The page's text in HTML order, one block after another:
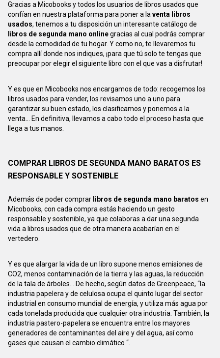
Gracias a Micobooks y todos los usuarios de libros usados que
confían en nuestra plataforma para poner a laventa libros
usados, tenemos a tu disposición un interesante catálogo de
libros de segunda mano onlinegracias al cual podrás comprar
desde la comodidad de tu hogar. Y como no, te llevaremos tu
compra allí donde nos indiques, ¡para que tú solo te tengas que
preocupar por elegir el siguiente libro con el que vas a disfrutar!
Y es que en Micobooks nos encargamos de todo: recogemos los
libros usados para vender, los revisamos uno a uno para
garantizar su buen estado, los clasificamos y ponemos a la
venta... En definitiva, llevamos a cabo todo el proceso hasta que
llega a tus manos.
COMPRAR LIBROS DE SEGUNDA MANO BARATOS ES
RESPONSABLE Y SOSTENIBLE
Además de poder comprar libros de segunda mano baratos en
Micobooks, con cada compra estás haciendo un gesto
responsable y sostenible, ya que colaboras a dar una segunda
vida a libros usados que de otra manera acabarían en el
vertedero.
Y es que alargar la vida de un libro supone menos emisiones de
CO2, menos contaminación de la tierra y las aguas, la reducción
de la tala de árboles... De hecho, según datos de Greenpeace, “la
industria papelera y de celulosa ocupa el quinto lugar del sector
industrial en consumo mundial de energía, y utiliza más agua por
cada tonelada producida que cualquier otra industria. También, la
industria pastero-papelera se encuentra entre los mayores
generadores de contaminantes del aire y del agua, así como
gases que causan el cambio climático “.